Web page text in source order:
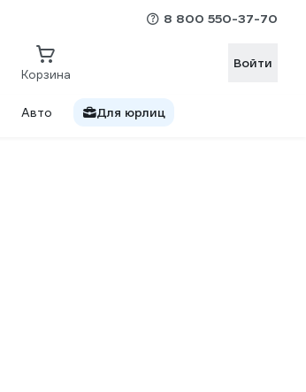
8 800 550-37-70
Корзина
Войти
Авто Для юрлиц